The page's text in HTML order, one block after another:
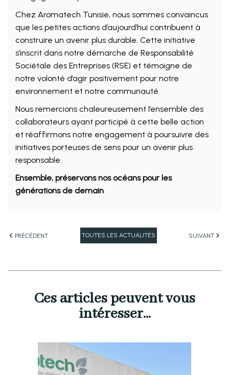
Chez Aromatech Tunisie, nous sommes convaincus
que les petites actions d’aujourd’hui contribuent à
construire un avenir plus durable. Cette initiative
s’inscrit dans notre démarche de Responsabilité
Sociétale des Entreprises (RSE) et témoigne de
notre volonté d’agir positivement pour notre
environnement et notre communauté.
Nous remercions chaleureusement l’ensemble des
collaborateurs ayant participé à cette belle action
et réaffirmons notre engagement à poursuivre des
initiatives porteuses de sens pour un avenir plus
responsable.
Ensemble, préservons nos océans pour les
générations de demain
PRÉCÉDENT TOUTES LES ACTUALITÉS SUIVANT
Ces articles peuvent vous
intéresser...